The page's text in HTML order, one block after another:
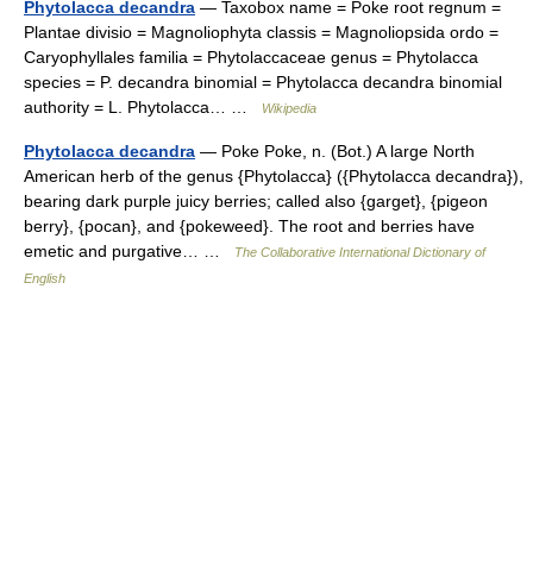
Phytolacca decandra — Taxobox name = Poke root regnum =
Plantae divisio = Magnoliophyta classis = Magnoliopsida ordo =
Caryophyllales familia = Phytolaccaceae genus = Phytolacca
species = P. decandra binomial = Phytolacca decandra binomial
authority = L. Phytolacca… …
Wikipedia
Phytolacca decandra — Poke Poke, n. (Bot.) A large North
American herb of the genus {Phytolacca} ({Phytolacca decandra}),
bearing dark purple juicy berries; called also {garget}, {pigeon
berry}, {pocan}, and {pokeweed}. The root and berries have
emetic and purgative… …
The Collaborative International Dictionary of
English